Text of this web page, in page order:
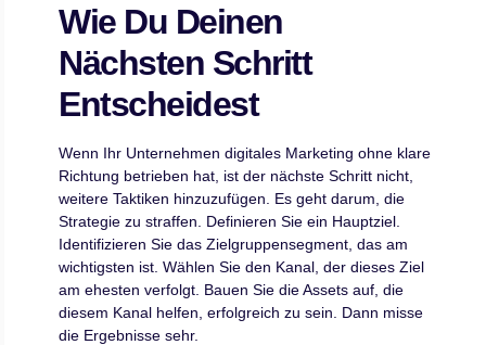
Wie Du Deinen
Nächsten Schritt
Entscheidest
Wenn Ihr Unternehmen digitales Marketing ohne klare
Richtung betrieben hat, ist der nächste Schritt nicht,
weitere Taktiken hinzuzufügen. Es geht darum, die
Strategie zu straffen. Definieren Sie ein Hauptziel.
Identifizieren Sie das Zielgruppensegment, das am
wichtigsten ist. Wählen Sie den Kanal, der dieses Ziel
am ehesten verfolgt. Bauen Sie die Assets auf, die
diesem Kanal helfen, erfolgreich zu sein. Dann misse
die Ergebnisse sehr.